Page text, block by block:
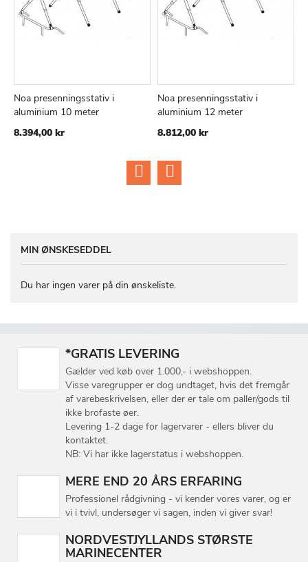
Læg i kurv SAMMENLIGN
Noa presenningsstativ i
aluminium 10 meter
8.394,00 kr
Læg i kurv
Noa presenningsstativ i
aluminium 12 meter
8.812,00 kr
MIN ØNSKESEDDEL
Du har ingen varer på din ønskeliste.
*GRATIS LEVERING
Gælder ved køb over 1.000,- i webshoppen.
Visse varegrupper er dog undtaget, hvis det fremgår
af varebeskrivelsen, eller der er tale om paller/gods til
ikke brofaste øer.
Levering 1-2 dage for lagervarer - ellers bliver du
kontaktet.
NB: Vi har ikke lagerstatus i webshoppen.
MERE END 20 ÅRS ERFARING
Professionel rådgivning - vi kender vores varer, og er
vi i tvivl, undersøger vi sagen, inden vi giver svar!
NORDVESTJYLLANDS STØRSTE
MARINECENTER